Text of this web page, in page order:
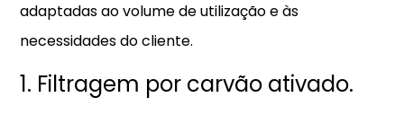
adaptadas ao volume de utilização e às
necessidades do cliente.
1. Filtragem por carvão ativado.